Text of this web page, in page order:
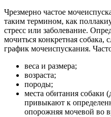
Чрезмерно частое
таким термином, как
стресс или заболевание.
мочиться конкретная
график мочеиспускания.
веса и размера;
возраста;
породы;
места обитания
привыкают к
опорожняя мочевой во